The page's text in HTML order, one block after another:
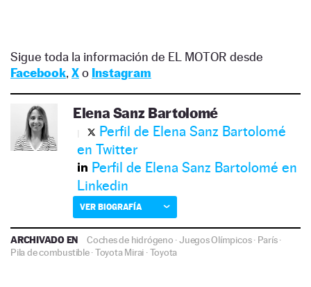
Sigue toda la información de EL MOTOR desde
Facebook, Xo Instagram
Elena Sanz Bartolomé
Perfil de Elena Sanz Bartolomé
en Twitter
Perfil de Elena Sanz Bartolomé en
Linkedin
VER BIOGRAFÍA
ARCHIVADO EN Coches de hidrógeno ·Juegos Olímpicos· París·
Pila de combustible·Toyota Mirai ·Toyota